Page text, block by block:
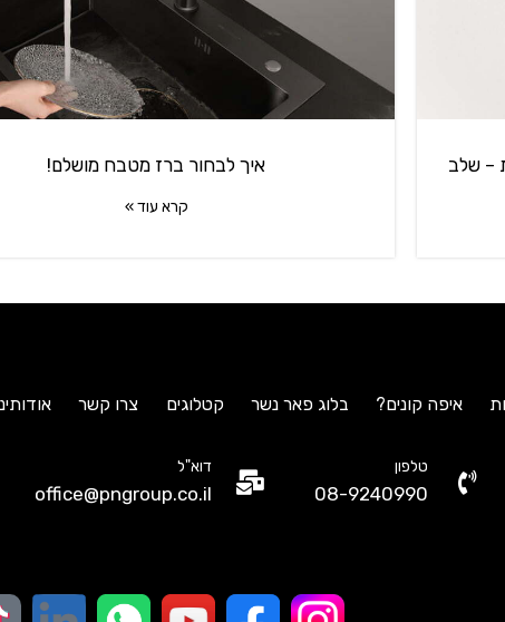
– שלב
איך לבחור ברז מטבח מושלם!
קרא עוד »
איפה קונים? בלוג פאר נשר קטלוגים צרו קשר
טלפון
08-9240990
דוא"ל
office@pngroup.co.il